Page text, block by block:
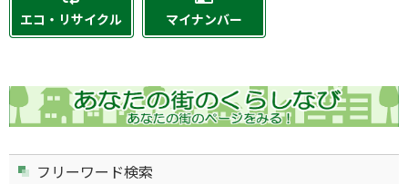
エコ・リサイクル マイナンバー
フリーワード検索